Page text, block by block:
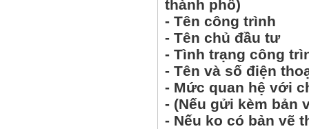
thành phố)
- Tên công trình
- Tên chủ đầu tư
- Tình trạng công
- Tên và số điện
- Mức quan hệ với
- (Nếu gửi kèm bản
- Nếu ko có bản vẽ